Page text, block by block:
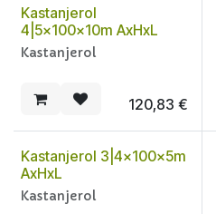
Kastanjerol
4|5x100x10m AxHxL
Kastanjerol
120,83 €
Kastanjerol 3|4x100x5m
AxHxL
Kastanjerol